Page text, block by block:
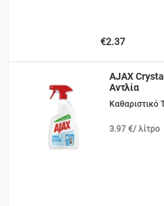
€2.37
AJAX
Αντλία
Καθαριστικό
3.97 €/ λίτρο